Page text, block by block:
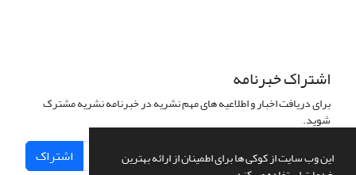
این وب سایت از کوکی ها برای اطمینان از ارائه بهترین
اشتراک خبرنامه
برای دریافت اخبار و اطلاعیه های مهم نشریه در خبرنامه نشریه مشترک
شوید.
اشتراک